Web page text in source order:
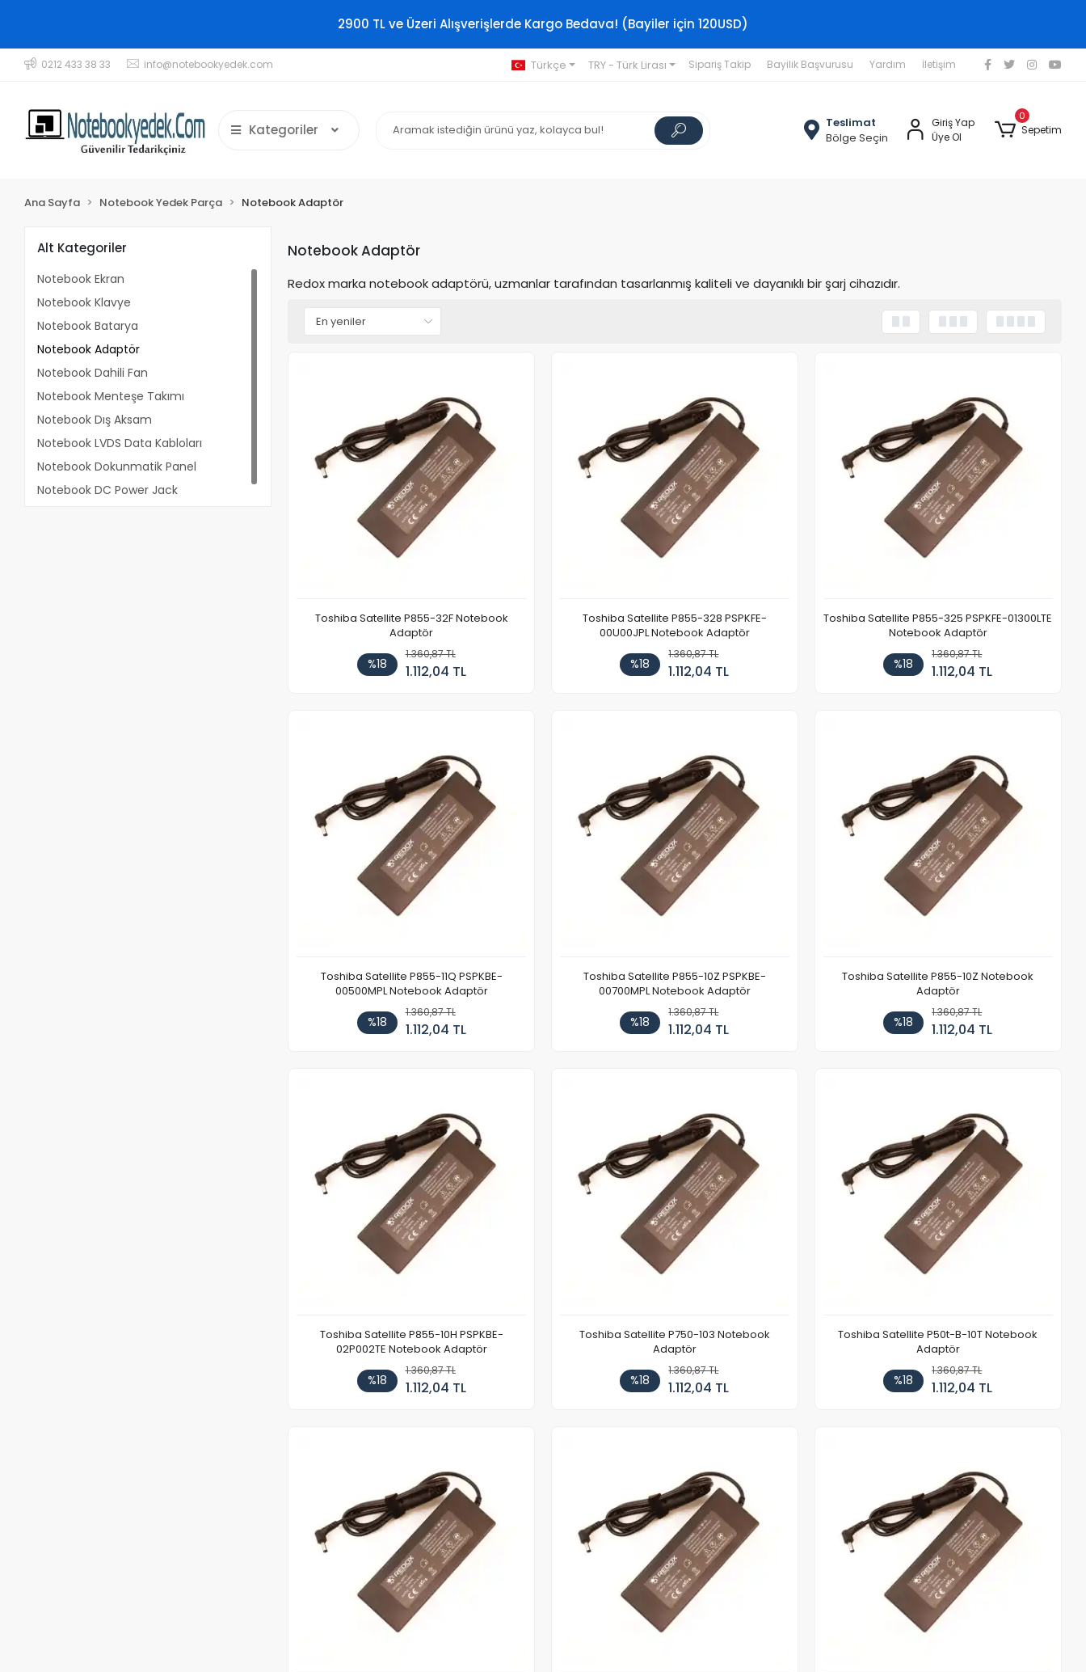
2900 TL ve Üzeri Alışverişlerde Kargo Bedava! (Bayiler için 120USD)
0212 433 38 33 info@notebookyedek.com Türkçe TRY - Türk Lirası Sipariş Takip Bayilik Başvurusu Yardım İletişim
Kategoriler
Teslimat
Bölge Seçin
Giriş Yap
Üye Ol
0
Sepetim
Ana Sayfa Notebook Yedek Parça Notebook Adaptör
Alt Kategoriler
Notebook Ekran
Notebook Klavye
Notebook Batarya
Notebook Adaptör
Notebook Dahili Fan
Notebook Menteşe Takımı
Notebook Dış Aksam
Notebook LVDS Data Kabloları
Notebook Dokunmatik Panel
Notebook DC Power Jack
Notebook Adaptör
Redox marka notebook adaptörü, uzmanlar tarafından tasarlanmış kaliteli ve dayanıklı bir şarj cihazıdır.
Toshiba Satellite P855-32F Notebook
Adaptör
%18
1.360,87 TL
1.112,04 TL
Toshiba Satellite P855-328 PSPKFE-
00U00JPL Notebook Adaptör
%18
1.360,87 TL
1.112,04 TL
Toshiba Satellite P855-325 PSPKFE-01300LTE
Notebook Adaptör
%18
1.360,87 TL
1.112,04 TL
Toshiba Satellite P855-11Q PSPKBE-
00500MPL Notebook Adaptör
%18
1.360,87 TL
1.112,04 TL
Toshiba Satellite P855-10Z PSPKBE-
00700MPL Notebook Adaptör
%18
1.360,87 TL
1.112,04 TL
Toshiba Satellite P855-10Z Notebook
Adaptör
%18
1.360,87 TL
1.112,04 TL
Toshiba Satellite P855-10H PSPKBE-
02P002TE Notebook Adaptör
%18
1.360,87 TL
1.112,04 TL
Toshiba Satellite P750-103 Notebook
Adaptör
%18
1.360,87 TL
1.112,04 TL
Toshiba Satellite P50t-B-10T Notebook
Adaptör
%18
1.360,87 TL
1.112,04 TL